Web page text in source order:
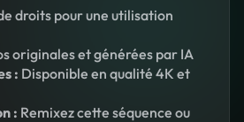
droits pour une utilisation
originales et générées par IA
: Disponible en qualité 4K et
: Remixez cette séquence ou